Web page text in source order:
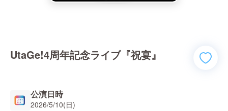
UtaGe!4周年記念ライブ『祝宴』
公演日時
2026/5/10(日)